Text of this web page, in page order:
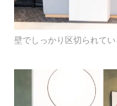
壁でしっかり区切られて